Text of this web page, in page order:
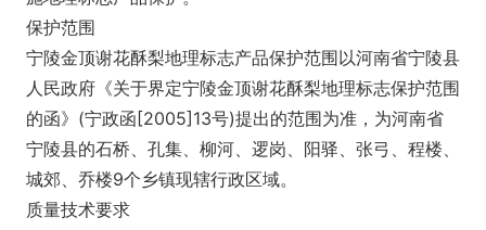
保护范围
宁陵金顶谢花酥梨地理标志产品保护范围以河南省宁陵县
人民政府《关于界定宁陵金顶谢花酥梨地理标志保护范围
的函》(宁政函[2005]13号)提出的范围为准，为河南省
宁陵县的石桥、孔集、柳河、逻岗、阳驿、张弓、程楼、
城郊、乔楼9个乡镇现辖行政区域。
质量技术要求